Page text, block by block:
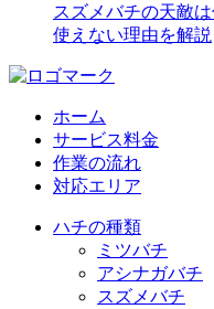
スズメバチの天敵
使えない理由を解説
ホーム
サービス料金
作業の流れ
対応エリア
ハチの種類
ミツバチ
アシナガバチ
スズメバチ